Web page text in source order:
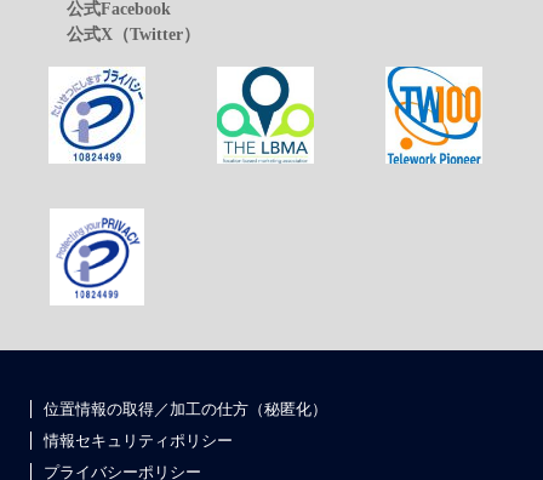
公式Facebook
公式X（Twitter）
位置情報の取得／加工の仕方（秘匿化）
情報セキュリティポリシー
プライバシーポリシー